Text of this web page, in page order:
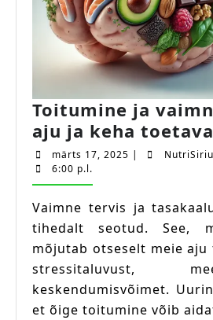
Toitumine ja
aju ja keha
märts 17, 2025 märts
|
6:00 p.l.
Vaimne tervis ja tasakaalukas toitumine on
tihedalt seotud. See,
mõjutab otseselt meie
stressitaluvust,
keskendumisvõimet.
et õige toitumine võib